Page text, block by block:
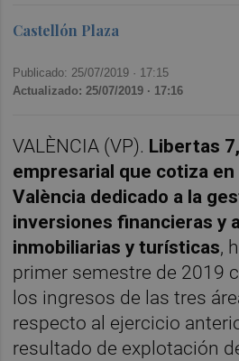
Castellón Plaza
Publicado: 25/07/2019 · 17:15
Actualizado: 25/07/2019 · 17:16
VALÈNCIA (VP). Libertas
empresarial que cotiza en
València dedicado a la
inversiones financieras y
inmobiliarias y turísticas,
primer semestre de 2019
los ingresos de las tres
respecto al ejercicio
resultado de explotación